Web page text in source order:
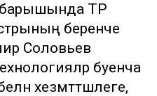
ТР
беренче
Соловьев
буенча
хезмәттәшлеге,